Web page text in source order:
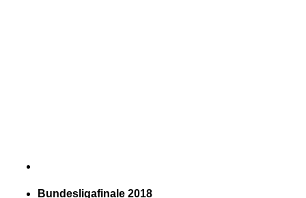
Bundesligafinale 2018